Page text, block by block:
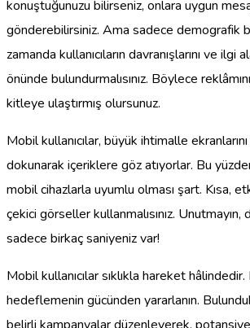
konuştuğunuzu bilirseniz, onlara uygun
gönderebilirsiniz. Ama sadece demografik
zamanda kullanıcıların davranışlarını ve ilgi
önünde bulundurmalısınız. Böylece
kitleye ulaştırmış olursunuz.
Mobil kullanıcılar, büyük ihtimalle
dokunarak içeriklere göz atıyorlar. Bu
mobil cihazlarla uyumlu olması şart. Kısa,
çekici görseller kullanmalısınız.
sadece birkaç saniyeniz var!
Mobil kullanıcılar sıklıkla hareket
hedeflemenin gücünden yararlanın.